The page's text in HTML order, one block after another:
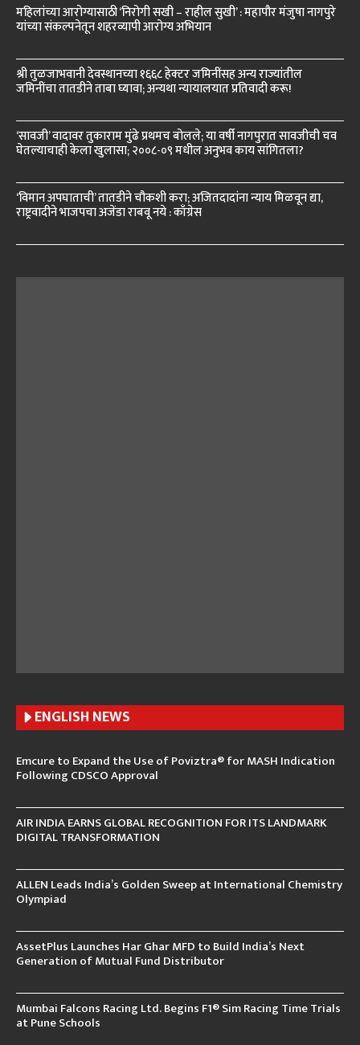
महिलांच्या आरोग्यासाठी ‘निरोगी सखी – राहील सुखी’ : महापौर मंजुषा नागपुरे
यांच्या संकल्पनेतून शहरव्यापी आरोग्य अभियान
श्री तुळजाभवानी देवस्थानच्या १६६८ हेक्टर जमिनींसह अन्य राज्यांतील
जमिनींचा तातडीने ताबा घ्यावा; अन्यथा न्यायालयात प्रतिवादी करू!
‘सावजी’ वादावर तुकाराम मुंढे प्रथमच बोलले; या वर्षी नागपुरात सावजीची चव
घेतल्याचाही केला खुलासा; २००८-०९ मधील अनुभव काय सांगितला?
‘विमान अपघाताची’ तातडीने चौकशी करा; अजितदादांना न्याय मिळवून द्या,
राष्ट्रवादीने भाजपचा अजेंडा राबवू नये : काँग्रेस
ENGLISH NEWS
Emcure to Expand the Use of Poviztra® for MASH Indication
Following CDSCO Approval
AIR INDIA EARNS GLOBAL RECOGNITION FOR ITS LANDMARK
DIGITAL TRANSFORMATION
ALLEN Leads India’s Golden Sweep at International Chemistry
Olympiad
AssetPlus Launches Har Ghar MFD to Build India’s Next
Generation of Mutual Fund Distributor
Mumbai Falcons Racing Ltd. Begins F1® Sim Racing Time Trials
at Pune Schools